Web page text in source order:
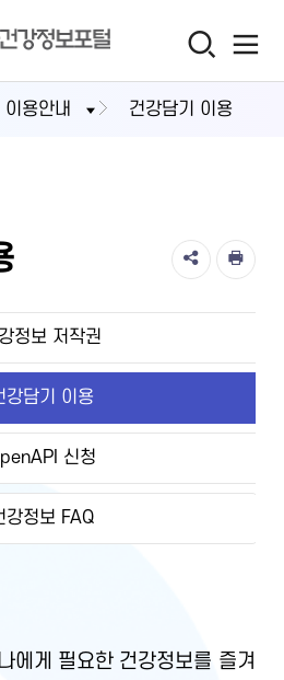
이용안내 건강담기 이용
정보 저작권
강담기 이용
신청
강정보 FAQ
에게 필요한 건강정보를 즐겨